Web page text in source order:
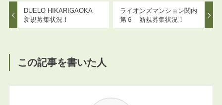
DUELO HIKARIGAOKA
新規募集状況！
ライオンズマンション関内
第６ 新規募集状況！
この記事を書いた人